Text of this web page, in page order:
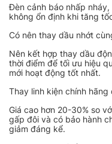
Đèn cảnh báo nhấp
không ổn định khi tăng
Có nên thay dầu nhớt
Nên kết hợp thay dầu
thời điểm để tối ưu hiệu
mới hoạt động tốt nhất.
Thay linh kiện chính
Giá cao hơn 20-30% so
gấp đôi và có bảo hành
giảm đáng kể.